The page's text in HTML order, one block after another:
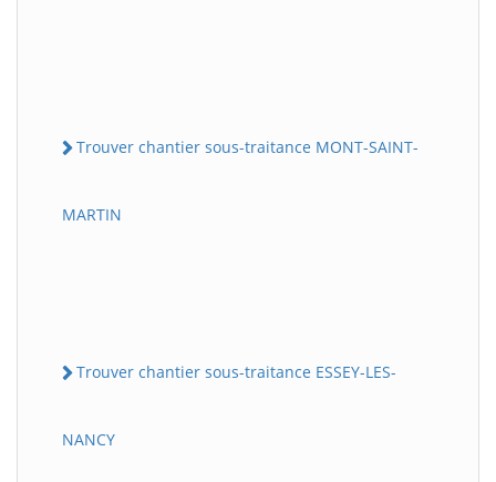
Trouver chantier sous-traitance MONT-SAINT-
MARTIN
Trouver chantier sous-traitance ESSEY-LES-
NANCY